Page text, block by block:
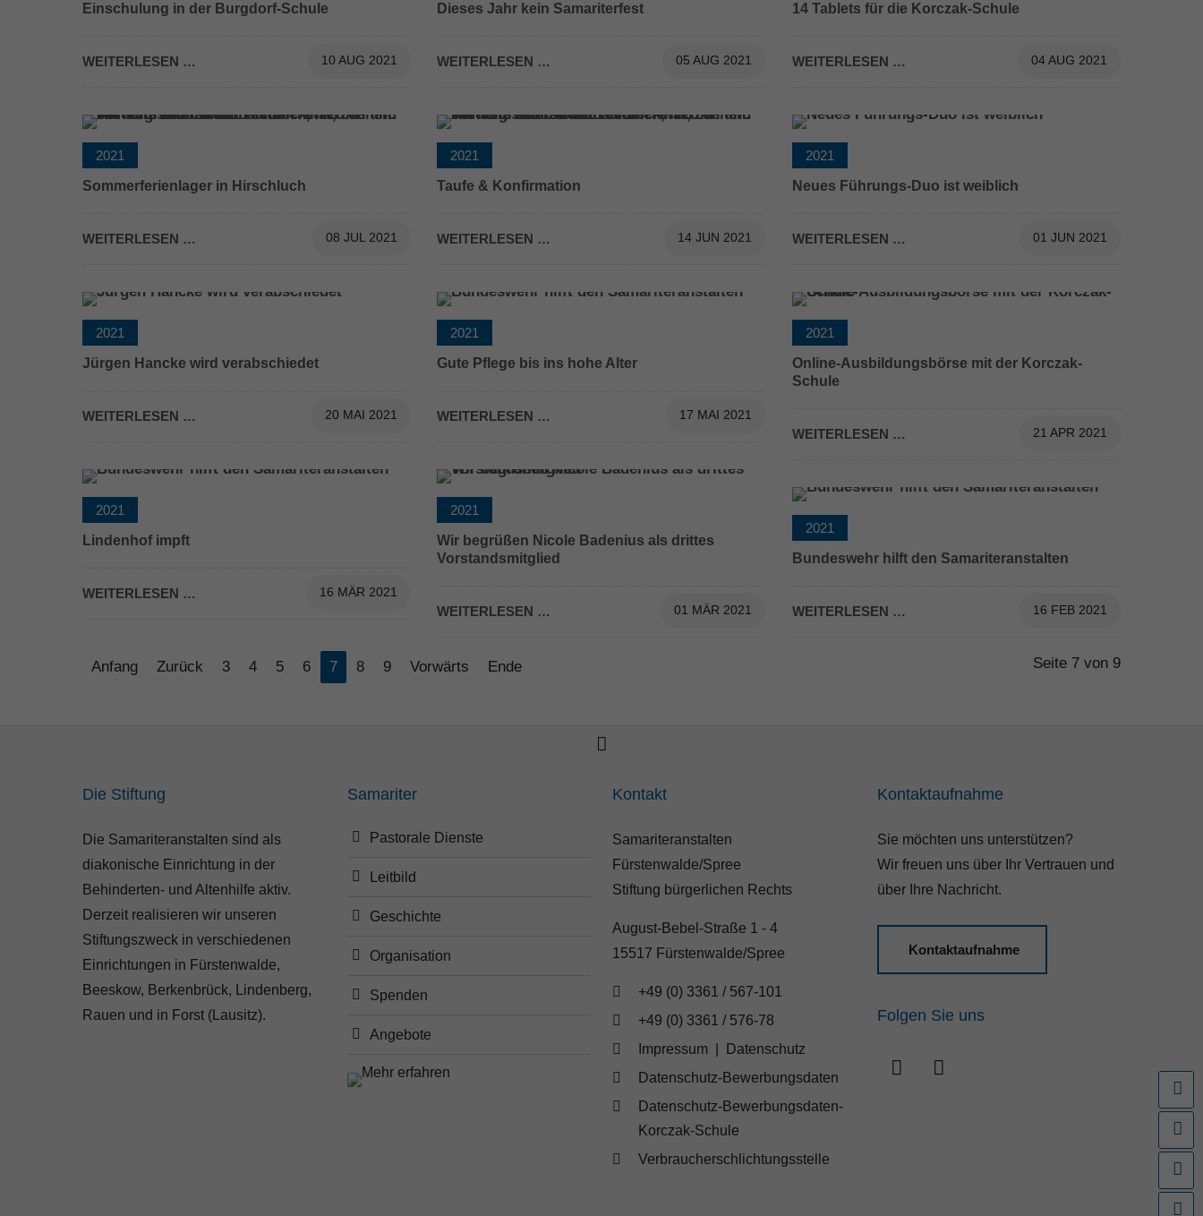
Einschulung in der Burgdorf-Schule
WEITERLESEN … 10 AUG 2021
Dieses Jahr kein Samariterfest
WEITERLESEN … 05 AUG 2021
14 Tablets für die Korczak-Schule
WEITERLESEN … 04 AUG 2021
2021
Sommerferienlager in Hirschluch
Kinderwohnbereiches in das Sommerferienlager
WEITERLESEN … 08 JUL 2021
2021
Taufe & Konfirmation
WEITERLESEN … 14 JUN 2021
2021
Neues Führungs-Duo ist weiblich
WEITERLESEN … 01 JUN 2021
2021
Jürgen Hancke wird verabschiedet
WEITERLESEN … 20 MAI 2021
2021
Gute Pflege bis ins hohe Alter
WEITERLESEN … 17 MAI 2021
2021
Online-Ausbildungsbörse mit der Korczak-
Schule
Schule
WEITERLESEN … 21 APR 2021
2021
Lindenhof impft
WEITERLESEN … 16 MÄR 2021
2021
Wir begrüßen Nicole Badenius als drittes
Vorstandsmitglied
Vorstandsmitglied
WEITERLESEN … 01 MÄR 2021
2021
Bundeswehr hilft den Samariteranstalten
WEITERLESEN … 16 FEB 2021
Seite 7 von 9
Anfang Zurück 3 4 5 6 7 8 9 Vorwärts Ende
Die Stiftung
Die Samariteranstalten sind als
diakonische Einrichtung in der
Behinderten- und Altenhilfe aktiv.
Derzeit realisieren wir unseren
Stiftungszweck in verschiedenen
Einrichtungen in Fürstenwalde,
Beeskow, Berkenbrück, Lindenberg,
Rauen und in Forst (Lausitz).
Samariter
Pastorale Dienste
Leitbild
Geschichte
Organisation
Spenden
Angebote
Kontakt
Samariteranstalten
Fürstenwalde/Spree
Stiftung bürgerlichen Rechts
August-Bebel-Straße 1 - 4
15517 Fürstenwalde/Spree
+49 (0) 3361 / 567-101
+49 (0) 3361 / 576-78
Impressum|
Datenschutz
Datenschutz-Bewerbungsdaten
Datenschutz-Bewerbungsdaten-
Korczak-Schule
Verbraucherschlichtungsstelle
Kontaktaufnahme
Sie möchten uns unterstützen?
Wir freuen uns über Ihr Vertrauen und
über Ihre Nachricht.
Kontaktaufnahme
Folgen Sie uns